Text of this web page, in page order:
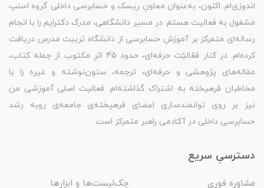
اندوزی‌ام. اکنون، به‌عنوان معاونِ ریسک و حسابرسی داخلی گروه اسنپ
مشغول به فعالیت هستم. در مسیر دانشگاهی، مدرک دکترایم را با انجام
رساله‌ای متمرکز بر آموزشِ حسابرسی از دانشگاه تربیت مدرس دریافت
کرده‌ام. در کنار فعّالیّت حرفه‌ای، حدود 45 اثرِ مکتوب از جمله کتاب،
مقاله‌های پژوهشی و حرفه‌ای، ترجمه، ستون‌نوشته و غیره را با
مخاطبان فرهیخته به اشتراک گذاشته‌ام. فعالیت اصلی آموزشی من
نیز بر روی توانمندسازی اعضای فرهیخته‌ی جامعه‌ی روبه رشد
حسابرسی داخلی در آکادمی راهبر متمرکز است.
دسترسیِ سریع
مشاوره فوری
چک‌لیست‌ها و ابزارها